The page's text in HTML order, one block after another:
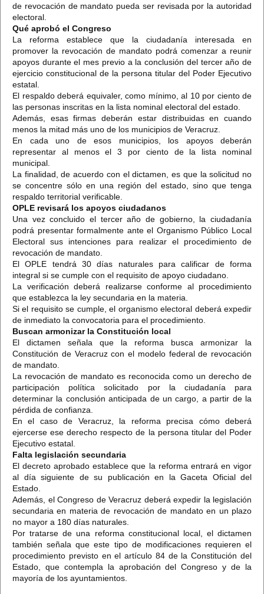
de revocación de mandato pueda ser revisada por la autoridad
electoral.
Qué aprobó el Congreso
La reforma establece que la ciudadanía interesada en
promover la revocación de mandato podrá comenzar a reunir
apoyos durante el mes previo a la conclusión del tercer año de
ejercicio constitucional de la persona titular del Poder Ejecutivo
estatal.
El respaldo deberá equivaler, como mínimo, al 10 por ciento de
las personas inscritas en la lista nominal electoral del estado.
Además, esas firmas deberán estar distribuidas en cuando
menos la mitad más uno de los municipios de Veracruz.
En cada uno de esos municipios, los apoyos deberán
representar al menos el 3 por ciento de la lista nominal
municipal.
La finalidad, de acuerdo con el dictamen, es que la solicitud no
se concentre sólo en una región del estado, sino que tenga
respaldo territorial verificable.
OPLE revisará los apoyos ciudadanos
Una vez concluido el tercer año de gobierno, la ciudadanía
podrá presentar formalmente ante el Organismo Público Local
Electoral sus intenciones para realizar el procedimiento de
revocación de mandato.
El OPLE tendrá 30 días naturales para calificar de forma
integral si se cumple con el requisito de apoyo ciudadano.
La verificación deberá realizarse conforme al procedimiento
que establezca la ley secundaria en la materia.
Si el requisito se cumple, el organismo electoral deberá expedir
de inmediato la convocatoria para el procedimiento.
Buscan armonizar la Constitución local
El dictamen señala que la reforma busca armonizar la
Constitución de Veracruz con el modelo federal de revocación
de mandato.
La revocación de mandato es reconocida como un derecho de
participación política solicitado por la ciudadanía para
determinar la conclusión anticipada de un cargo, a partir de la
pérdida de confianza.
En el caso de Veracruz, la reforma precisa cómo deberá
ejercerse ese derecho respecto de la persona titular del Poder
Ejecutivo estatal.
Falta legislación secundaria
El decreto aprobado establece que la reforma entrará en vigor
al día siguiente de su publicación en la Gaceta Oficial del
Estado.
Además, el Congreso de Veracruz deberá expedir la legislación
secundaria en materia de revocación de mandato en un plazo
no mayor a 180 días naturales.
Por tratarse de una reforma constitucional local, el dictamen
también señala que este tipo de modificaciones requieren el
procedimiento previsto en el artículo 84 de la Constitución del
Estado, que contempla la aprobación del Congreso y de la
mayoría de los ayuntamientos.